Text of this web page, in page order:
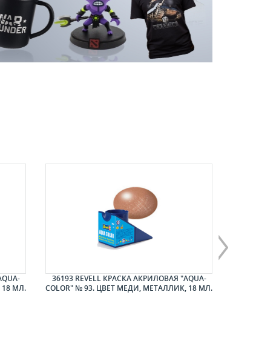
18 МЛ.
36193 REVELL КРАСКА АКРИЛОВАЯ "AQUA-
COLOR" № 93. ЦВЕТ МЕДИ, МЕТАЛЛИК, 18 МЛ.